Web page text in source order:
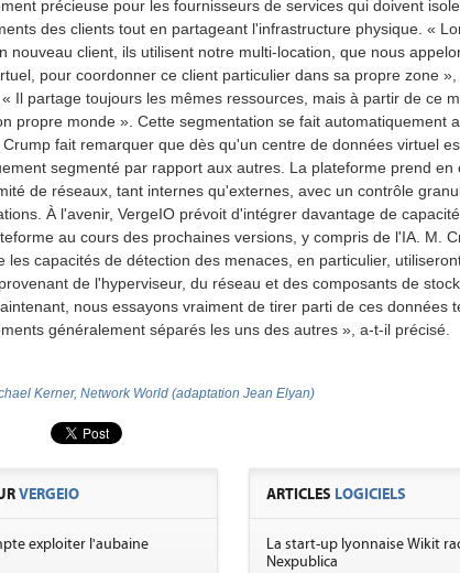
précieuse pour les fournisseurs de services qui doivent
des clients tout en partageant l'infrastructure physique. «
nouveau client, ils utilisent notre multi-location, que nous
pour coordonner ce client particulier dans sa propre zone
Il partage toujours les mêmes ressources, mais à partir de ce
propre monde ». Cette segmentation se fait automatiquement
fait remarquer que dès qu'un centre de données virtuel
segmenté par rapport aux autres. La plateforme prend en
de réseaux, tant internes qu'externes, avec un contrôle
À l'avenir, VergeIO prévoit d'intégrer davantage de
au cours des prochaines versions, y compris de l'IA. M.
les capacités de détection des menaces, en particulier,
de l'hyperviseur, du réseau et des composants de
nous essayons vraiment de tirer parti de ces données
généralement séparés les uns des autres », a-t-il précisé.
Kerner, Network World (adaptation Jean Elyan)
VERGEIO
exploiter l'aubaine
ARTICLES LOGICIELS
La start-up lyonnaise Wikit
Nexpublica